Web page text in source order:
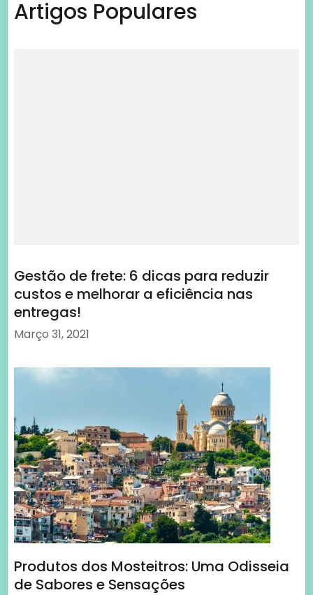
Artigos Populares
Gestão de frete: 6 dicas para reduzir
custos e melhorar a eficiência nas
entregas!
Março 31, 2021
Produtos dos Mosteitros: Uma Odisseia
de Sabores e Sensações